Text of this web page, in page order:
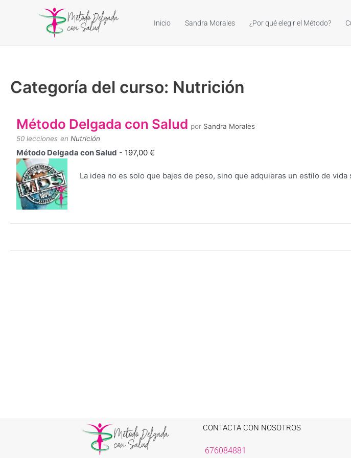
Inicio Sandra Morales ¿Por qué elegir el Método?
Categoría del curso: Nutrición
Método Delgada con Salud por Sandra Morales
50 lecciones en Nutrición
Método Delgada con Salud - 197,00 €
La idea no es solo que bajes de peso, sino que adquieras un estilo de
CONTACTA CON NOSOTROS
676084881